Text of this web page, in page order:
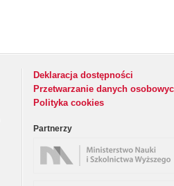
Deklaracja dostępności
Przetwarzanie danych
Polityka cookies
Partnerzy